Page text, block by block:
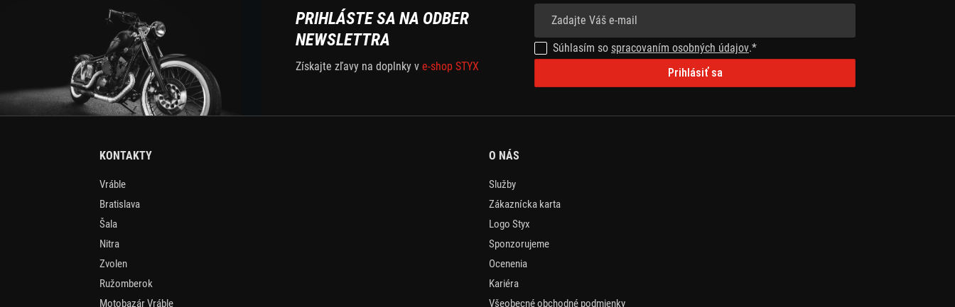
PRIHLÁSTE SA NA ODBER
NEWSLETTRA
Získajte zľavy na doplnky v e-shop STYX
Súhlasím so spracovaním osobných údajov.*
Prihlásiť sa
KONTAKTY
Vráble
Bratislava
Šala
Nitra
Zvolen
Ružomberok
Motobazár Vráble
O NÁS
Služby
Zákaznícka karta
Logo Styx
Sponzorujeme
Ocenenia
Kariéra
Všeobecné obchodné podmienky